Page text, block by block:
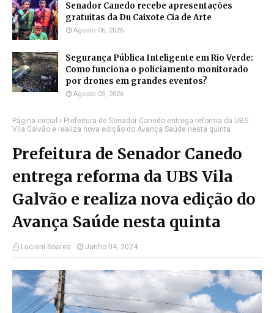
Senador Canedo recebe apresentações
gratuitas da Du Caixote Cia de Arte
Agosto 06, 2026
Segurança Pública Inteligente em Rio Verde:
Como funciona o policiamento monitorado
por drones em grandes eventos?
Agosto 05, 2026
Página inicial
Prefeitura de Senador Canedo entrega reforma da UBS
Vila Galvão e realiza nova edição do Avança Saúde nesta quinta
Prefeitura de Senador Canedo
entrega reforma da UBS Vila
Galvão e realiza nova edição do
Avança Saúde nesta quinta
Lucieni Soares Junho 04, 2024